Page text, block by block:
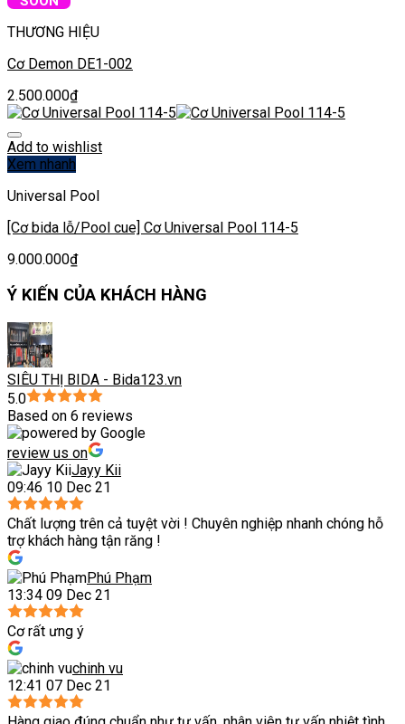
THƯƠNG HIỆU
Cơ Demon DE1-002
2.500.000₫
Add to wishlist
Xem nhanh
Universal Pool
[Cơ bida lỗ/Pool cue] Cơ Universal Pool 114-5
9.000.000₫
Ý KIẾN CỦA KHÁCH HÀNG
SIÊU THỊ BIDA - Bida123.vn
5.0
Based on 6 reviews
review us on
Jayy Kii
09:46 10 Dec 21
Chất lượng trên cả tuyệt vời ! Chuyên nghiệp nhanh chóng hỗ
trợ khách hàng tận răng !
Phú Phạm
13:34 09 Dec 21
Cơ rất ưng ý
chinh vu
12:41 07 Dec 21